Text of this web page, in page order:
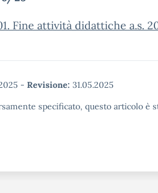
Fine attività didattiche a.s.
- Revisione: 31.05.2025
specificato, questo articolo è